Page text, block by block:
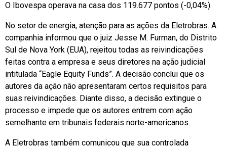
O Ibovespa operava na casa dos 119.677 pontos (-0,04%).
No setor de energia, atenção para as ações da Eletrobras. A
companhia informou que o juiz Jesse M. Furman, do Distrito
Sul de Nova York (EUA), rejeitou todas as reivindicações
feitas contra a empresa e seus diretores na ação judicial
intitulada “Eagle Equity Funds”. A decisão conclui que os
autores da ação não apresentaram certos requisitos para
suas reivindicações. Diante disso, a decisão extingue o
processo e impede que os autores entrem com ação
semelhante em tribunais federais norte-americanos.
A Eletrobras também comunicou que sua controlada